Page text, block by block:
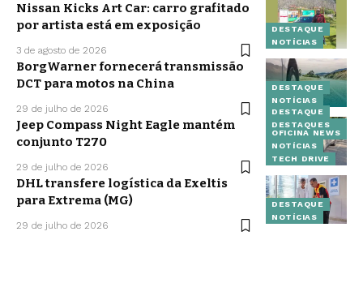
DESTAQUE
NOTÍCIAS
Nissan Kicks Art Car: carro grafitado
por artista está em exposição
3 de agosto de 2026
DESTAQUE
NOTÍCIAS
BorgWarner fornecerá transmissão
DCT para motos na China
29 de julho de 2026
DESTAQUE
DESTAQUES
OFICINA NEWS
NOTÍCIAS
TECH DRIVE
Jeep Compass Night Eagle mantém
conjunto T270
29 de julho de 2026
DESTAQUE
NOTÍCIAS
DHL transfere logística da Exeltis
para Extrema (MG)
29 de julho de 2026